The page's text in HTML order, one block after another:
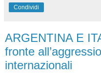
Condividi
ARGENTINA E
fronte
internazionali